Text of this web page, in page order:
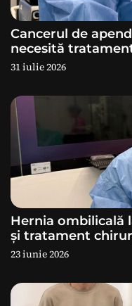
a
r
t
i
c
o
l
e
Cancerul de
necesită
31 iulie 2026
Hernia ombilicală
și tratament
23 iunie 2026